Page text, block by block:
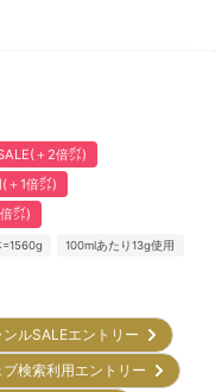
＋2倍㌽)
＋1倍㌽)
㌽)
100mlあたり13g使用
ンルSALEエントリー
ブ検索利用エントリー